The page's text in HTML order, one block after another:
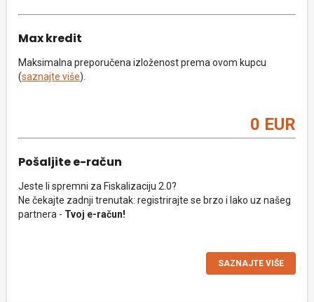
Max kredit
Maksimalna preporučena izloženost prema ovom kupcu
(saznajte više).
0 EUR
Pošaljite e-račun
Jeste li spremni za Fiskalizaciju 2.0?
Ne čekajte zadnji trenutak: registrirajte se brzo i lako uz našeg
partnera - Tvoj e-račun!
SAZNAJTE VIŠE